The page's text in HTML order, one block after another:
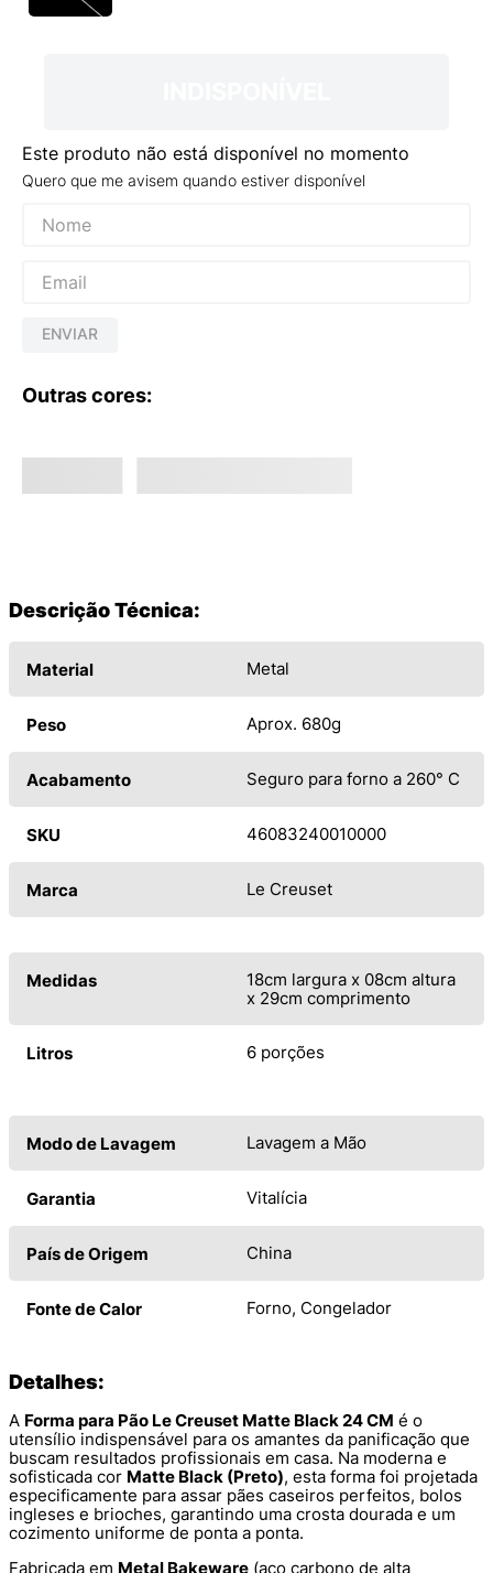
Este produto não está disponível no momento
Quero que me avisem quando estiver disponível
ENVIAR
Outras cores:
Descrição Técnica:
Material Metal
Peso Aprox. 680g
Acabamento Seguro para forno a 260° C
SKU 46083240010000
Marca Le Creuset
Medidas
18cm largura x 08cm altura
x 29cm comprimento
Litros 6 porções
Modo de Lavagem Lavagem a Mão
Garantia Vitalícia
País de Origem China
Fonte de Calor Forno, Congelador
Detalhes:
A Forma para Pão Le Creuset Matte Black 24 CM é o
utensílio indispensável para os amantes da panificação que
buscam resultados profissionais em casa. Na moderna e
sofisticada cor Matte Black (Preto), esta forma foi projetada
especificamente para assar pães caseiros perfeitos, bolos
ingleses e brioches, garantindo uma crosta dourada e um
cozimento uniforme de ponta a ponta.
Fabricada em Metal Bakeware (aço carbono de alta
VEJA COUNTRY